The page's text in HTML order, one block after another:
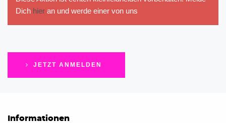
Dich hier an und werde einer von uns
JETZT ANMELDEN
Informationen